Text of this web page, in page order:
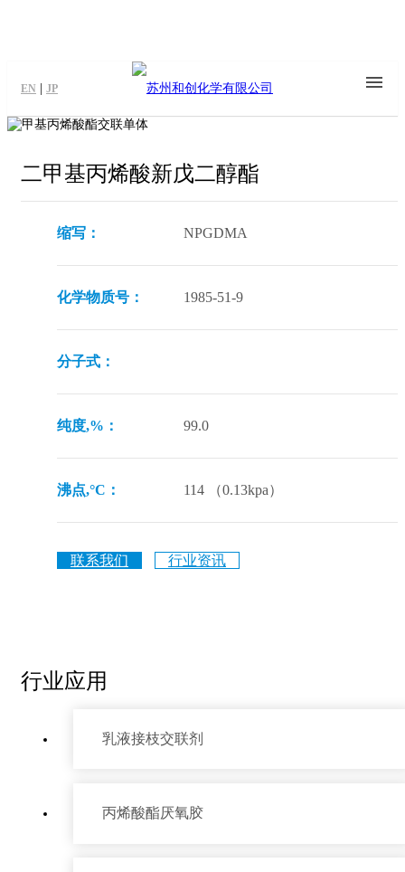
EN JP
二甲基丙烯酸新戊二醇酯
缩写： NPGDMA
化学物质号： 1985-51-9
分子式：
纯度,%： 99.0
沸点,°C： 114 （0.13kpa）
联系我们 行业资讯
行业应用
乳液接枝交联剂
丙烯酸酯厌氧胶